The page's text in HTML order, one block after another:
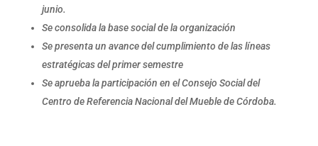
junio.
Se consolida la base social de la organización
Se presenta un avance del cumplimiento de las líneas
estratégicas del primer semestre
Se aprueba la participación en el Consejo Social del
Centro de Referencia Nacional del Mueble de Córdoba.